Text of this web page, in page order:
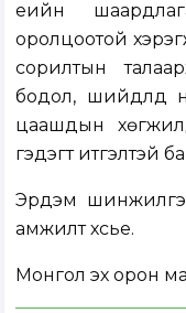
үеийн
оролцоотой
сорилтын
бодол, шийдлүүд
цаашдын
гэдэгт итгэлтэй
Эрдэм
амжилт хүсье.
Монгол эх орон